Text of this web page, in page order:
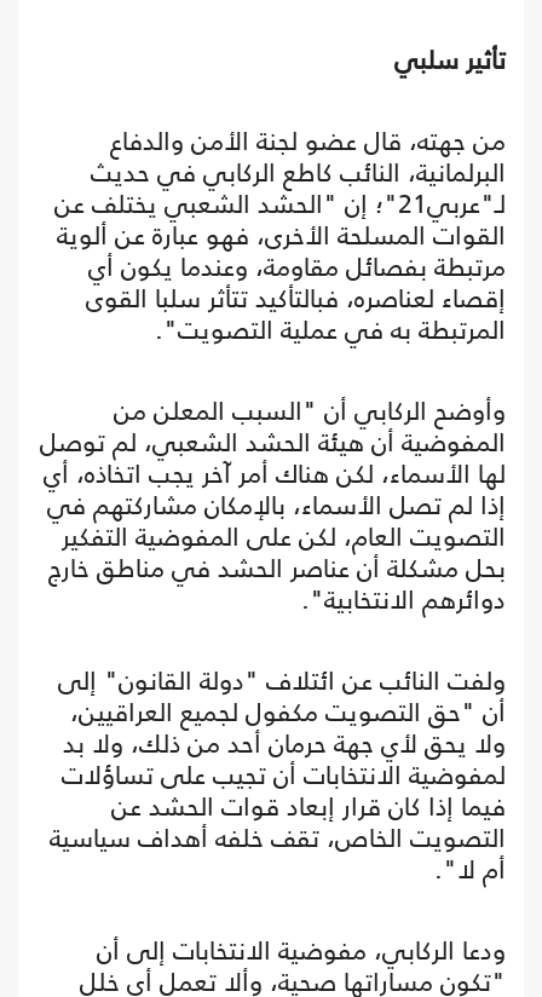
تأثير سلبي
من جهته، قال عضو لجنة الأمن والدفاع
البرلمانية، النائب كاطع الركابي في حديث
لـ"عربي21"؛ إن "الحشد الشعبي يختلف عن
القوات المسلحة الأخرى، فهو عبارة عن ألوية
مرتبطة بفصائل مقاومة، وعندما يكون أي
إقصاء لعناصره، فبالتأكيد تتأثر سلبا القوى
المرتبطة به في عملية التصويت".
وأوضح الركابي أن "السبب المعلن من
المفوضية أن هيئة الحشد الشعبي، لم توصل
لها الأسماء، لكن هناك أمر آخر يجب اتخاذه، أي
إذا لم تصل الأسماء، بالإمكان مشاركتهم في
التصويت العام، لكن على المفوضية التفكير
بحل مشكلة أن عناصر الحشد في مناطق خارج
دوائرهم الانتخابية".
ولفت النائب عن ائتلاف "دولة القانون" إلى
أن "حق التصويت مكفول لجميع العراقيين،
ولا يحق لأي جهة حرمان أحد من ذلك، ولا بد
لمفوضية الانتخابات أن تجيب على تساؤلات
فيما إذا كان قرار إبعاد قوات الحشد عن
التصويت الخاص، تقف خلفه أهداف سياسية
أم لا".
ودعا الركابي، مفوضية الانتخابات إلى أن
"تكون مساراتها صحية، وألا تعمل أي خلل